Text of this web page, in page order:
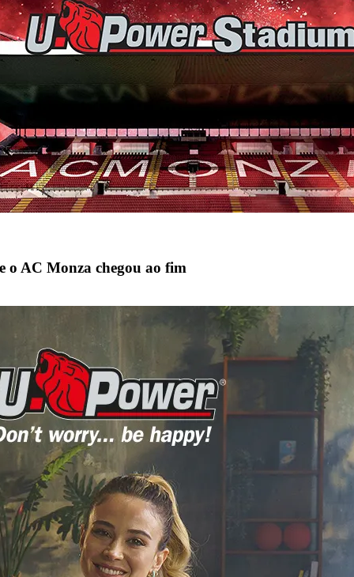
o AC Monza chegou ao fim